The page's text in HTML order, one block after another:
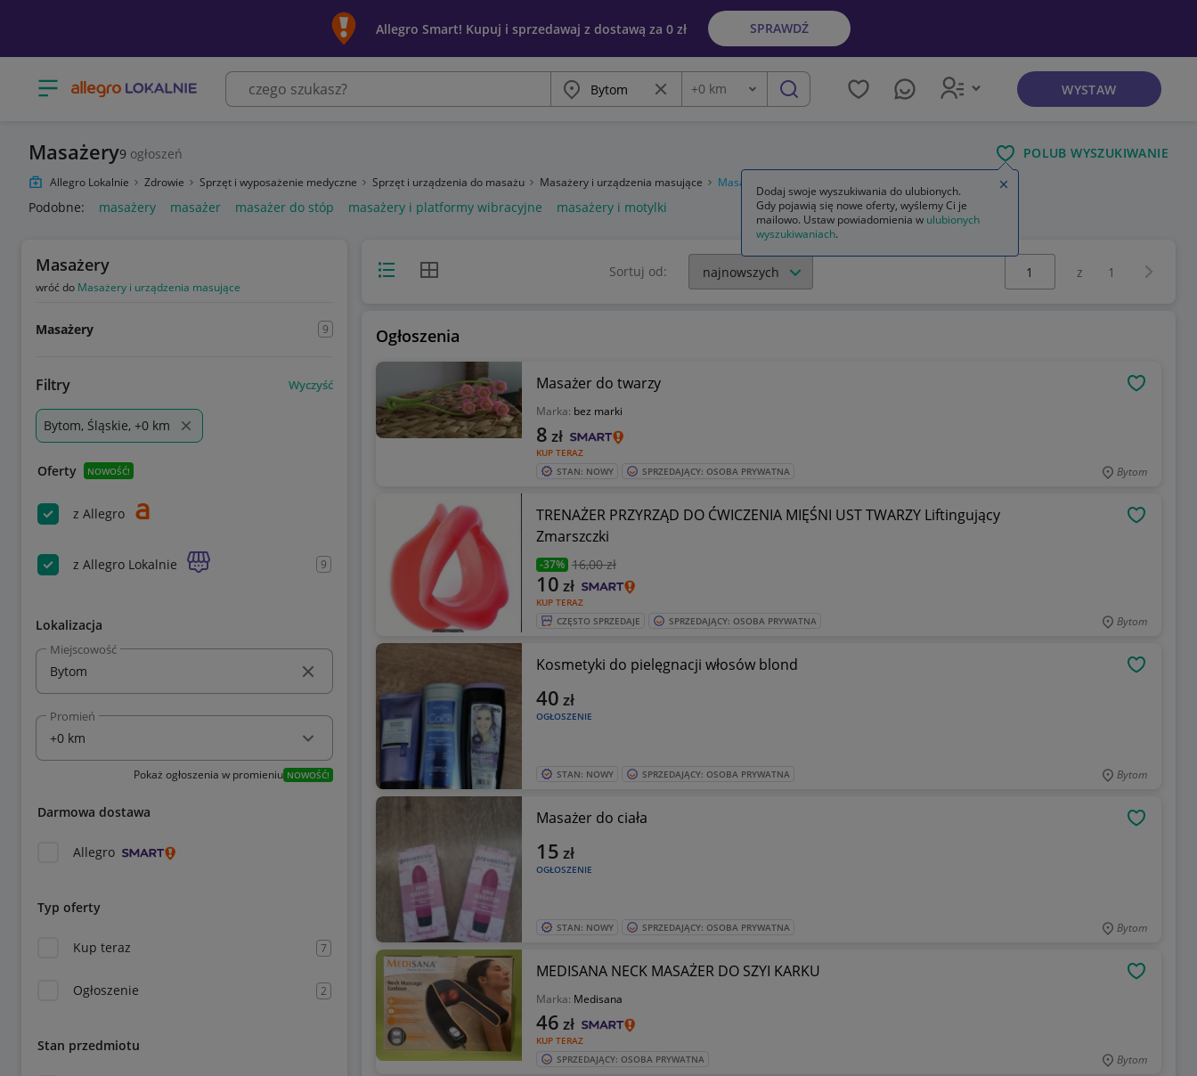
Allegro Smart! Kupuj i sprzedawaj z dostawą za 0 zł SPRAWDŹ
Otwórz menu z kategoriami Miasto Wyczyść frazę
Odległość
+0 km szukaj WYSTAW
Masażery9 ogłoszeń POLUB WYSZUKIWANIE
Allegro Lokalnie Zdrowie Sprzęt i wyposażenie medyczne Sprzęt i urządzenia do masażu Masażery i urządzenia masujące Masażery
Podobne: masażery masażer masażer do stóp masażery i platformy wibracyjne masażery i motylki
Masażery
wróć do Masażery i urządzenia masujące
Masażery 9
Filtry Wyczyść
Bytom, Śląskie, +0 km
Oferty NOWOŚĆ!
z Allegro
z Allegro Lokalnie 9
Lokalizacja
Miejscowość
Promień
Pokaż ogłoszenia w promieniu NOWOŚĆ!
Darmowa dostawa
Allegro
Typ oferty
Kup teraz 7
Ogłoszenie 2
Stan przedmiotu
Widok listyWidok siatki Sortuj od:
Wybierz stronę:
z 1
Ogłoszenia
Masażer do twarzy
Marka: bez marki
KUP TERAZ
8 zł
STAN: NOWY SPRZEDAJĄCY: OSOBA PRYWATNA Bytom
TRENAŻER PRZYRZĄD DO ĆWICZENIA MIĘŚNI UST TWARZY Liftingujący
Zmarszczki
-37% 16,00 zł
KUP TERAZ
10 zł
CZĘSTO SPRZEDAJE SPRZEDAJĄCY: OSOBA PRYWATNA Bytom
Kosmetyki do pielęgnacji włosów blond
OGŁOSZENIE
40 zł
STAN: NOWY SPRZEDAJĄCY: OSOBA PRYWATNA Bytom
Masażer do ciała
OGŁOSZENIE
15 zł
STAN: NOWY SPRZEDAJĄCY: OSOBA PRYWATNA Bytom
MEDISANA NECK MASAŻER DO SZYI KARKU
Marka: Medisana
KUP TERAZ
46 zł
SPRZEDAJĄCY: OSOBA PRYWATNA Bytom
Dodaj swoje wyszukiwania do ulubionych.
Gdy pojawią się nowe oferty, wyślemy Ci je
mailowo. Ustaw powiadomienia w ulubionych
wyszukiwaniach.
Zamknij wskazówkę